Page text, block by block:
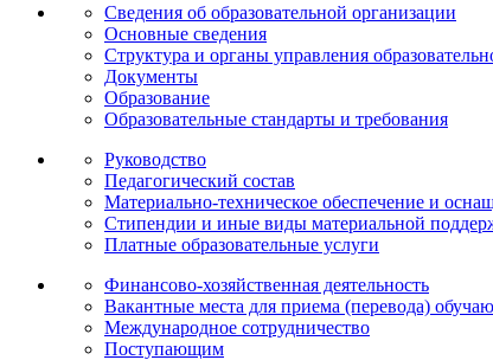
Сведения об образовательной организации
Основные сведения
Структура и органы управления
Документы
Образование
Образовательные стандарты и требования
Руководство
Педагогический состав
Материально-техническое обеспечение и
Стипендии и иные виды материальной
Платные образовательные услуги
Финансово-хозяйственная деятельность
Вакантные места для приема (перевода)
Международное сотрудничество
Поступающим